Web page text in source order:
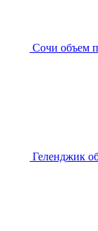
Сочи объем
Геленджик